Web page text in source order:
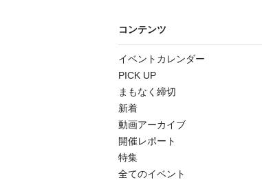
コンテンツ
イベントカレンダー
PICK UP
まもなく締切
新着
動画アーカイブ
開催レポート
特集
全てのイベント